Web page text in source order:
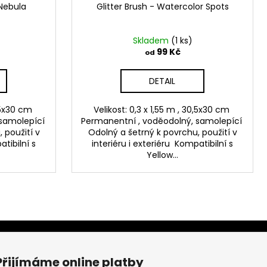
cm
použití v
s
Glitter Brush - Watercolor Spots
Skladem (1 ks)
od 99 Kč
DETAIL
Velikost: 0,3 x 1,55 m , 30,5x30 cm
Permanentní , voděodolný, samolepící
Odolný a šetrný k povrchu, použití v
interiéru i exteriéru Kompatibilní s
Yellow...
online platby